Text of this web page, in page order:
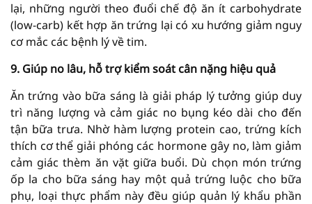
lại, những người theo đuổi chế độ ăn ít carbohydrate
(low-carb) kết hợp ăn trứng lại có xu hướng giảm nguy
cơ mắc các bệnh lý về tim.
9. Giúp no lâu, hỗ trợ kiểm soát cân nặng hiệu quả
Ăn trứng vào bữa sáng là giải pháp lý tưởng giúp duy
trì năng lượng và cảm giác no bụng kéo dài cho đến
tận bữa trưa. Nhờ hàm lượng protein cao, trứng kích
thích cơ thể giải phóng các hormone gây no, làm giảm
cảm giác thèm ăn vặt giữa buổi. Dù chọn món trứng
ốp la cho bữa sáng hay một quả trứng luộc cho bữa
phụ, loại thực phẩm này đều giúp quản lý khẩu phần